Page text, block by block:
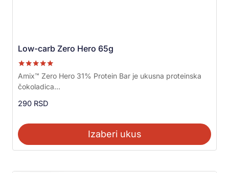
Low-carb Zero Hero 65g
Ocenjeno sa
5.00
od 5
Amix™ Zero Hero 31% Protein Bar je ukusna proteinska
čokoladica...
290 RSD
Izaberi ukus